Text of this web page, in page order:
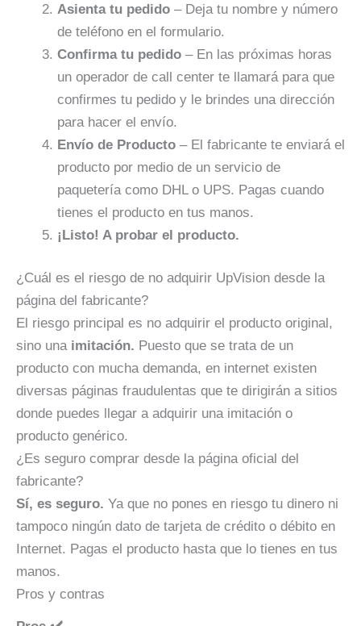
Asienta tu pedido – Deja tu nombre y número
de teléfono en el formulario.
Confirma tu pedido – En las próximas horas
un operador de call center te llamará para que
confirmes tu pedido y le brindes una dirección
para hacer el envío.
Envío de Producto – El fabricante te enviará el
producto por medio de un servicio de
paquetería como DHL o UPS. Pagas cuando
tienes el producto en tus manos.
¡Listo! A probar el producto.
¿Cuál es el riesgo de no adquirir UpVision desde la
página del fabricante?
El riesgo principal es no adquirir el producto original,
sino una imitación. Puesto que se trata de un
producto con mucha demanda, en internet existen
diversas páginas fraudulentas que te dirigirán a sitios
donde puedes llegar a adquirir una imitación o
producto genérico.
¿Es seguro comprar desde la página oficial del
fabricante?
Sí, es seguro. Ya que no pones en riesgo tu dinero ni
tampoco ningún dato de tarjeta de crédito o débito en
Internet. Pagas el producto hasta que lo tienes en tus
manos.
Pros y contras